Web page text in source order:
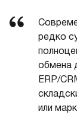
редко
обмена
ERP/
или